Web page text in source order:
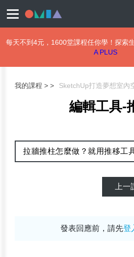
每天不到4元，1600堂課程任你學！探索
A PLUS
我的課程 > SketchUp打造夢想室內
編輯工具-
拉牆推柱怎麼做？就用推移工
上一
發表回應前，請先登